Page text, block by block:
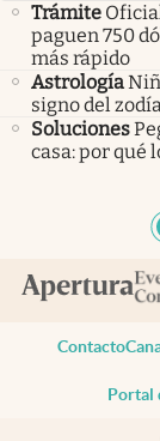
Trámite
paguen 750
más rápido
Astrología
signo del
Soluciones
casa: por qué
Contacto
Portal